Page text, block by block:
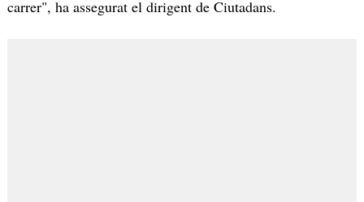
carrer", ha assegurat el dirigent de Ciutadans.